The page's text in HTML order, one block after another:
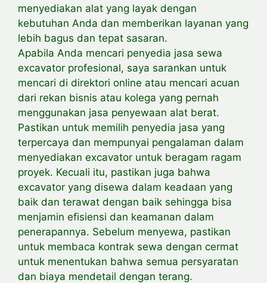
menyediakan alat yang layak dengan
kebutuhan Anda dan memberikan layanan yang
lebih bagus dan tepat sasaran.
Apabila Anda mencari penyedia jasa sewa
excavator profesional, saya sarankan untuk
mencari di direktori online atau mencari acuan
dari rekan bisnis atau kolega yang pernah
menggunakan jasa penyewaan alat berat.
Pastikan untuk memilih penyedia jasa yang
terpercaya dan mempunyai pengalaman dalam
menyediakan excavator untuk beragam ragam
proyek. Kecuali itu, pastikan juga bahwa
excavator yang disewa dalam keadaan yang
baik dan terawat dengan baik sehingga bisa
menjamin efisiensi dan keamanan dalam
penerapannya. Sebelum menyewa, pastikan
untuk membaca kontrak sewa dengan cermat
untuk menentukan bahwa semua persyaratan
dan biaya mendetail dengan terang.